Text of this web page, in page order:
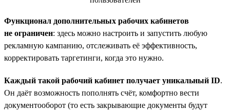
Функционал дополнительных рабочих кабинетов
не ограничен: здесь можно настроить и запустить любую
рекламную кампанию, отслеживать её эффективность,
корректировать таргетинги, когда это нужно.
Каждый такой рабочий кабинет получает уникальный ID.
Он даёт возможность пополнять счёт, комфортно вести
документооборот (то есть закрывающие документы будут